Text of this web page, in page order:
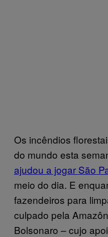
Os incêndios
do mundo esta
ajudou a jogar São
meio do dia. E
fazendeiros para
culpado pela
Bolsonaro – cujo